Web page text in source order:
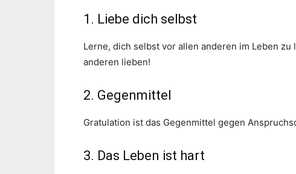
1. Liebe dich selbst
Lerne, dich selbst vor allen anderen im Leben
anderen lieben!
2. Gegenmittel
Gratulation ist das Gegenmittel gegen
3. Das Leben ist hart